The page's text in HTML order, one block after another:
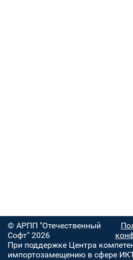
© АРПП "Отечественный
Софт" 2026
При поддержке Центра
импортозамещению в сфере